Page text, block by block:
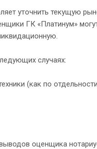
уточнить текущую
ГК «Платинум»
случаях:
(как по
оценщика